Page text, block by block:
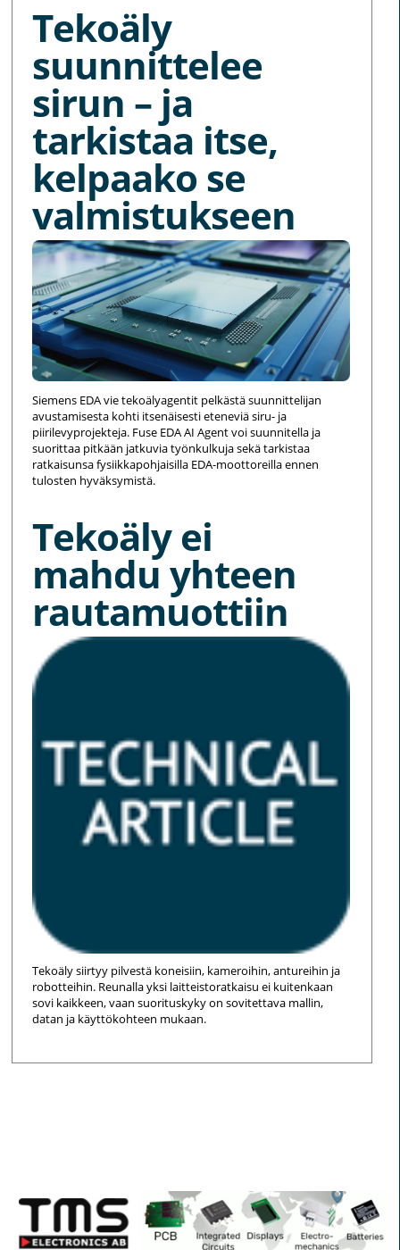
Tekoäly
suunnittelee
sirun – ja
tarkistaa itse,
kelpaako se
valmistukseen
Siemens EDA vie tekoälyagentit pelkästä suunnittelijan
avustamisesta kohti itsenäisesti eteneviä siru- ja
piirilevyprojekteja. Fuse EDA AI Agent voi suunnitella ja
suorittaa pitkään jatkuvia työnkulkuja sekä tarkistaa
ratkaisunsa fysiikkapohjaisilla EDA-moottoreilla ennen
tulosten hyväksymistä.
Tekoäly ei
mahdu yhteen
rautamuottiin
Tekoäly siirtyy pilvestä koneisiin, kameroihin, antureihin ja
robotteihin. Reunalla yksi laitteistoratkaisu ei kuitenkaan
sovi kaikkeen, vaan suorituskyky on sovitettava mallin,
datan ja käyttökohteen mukaan.